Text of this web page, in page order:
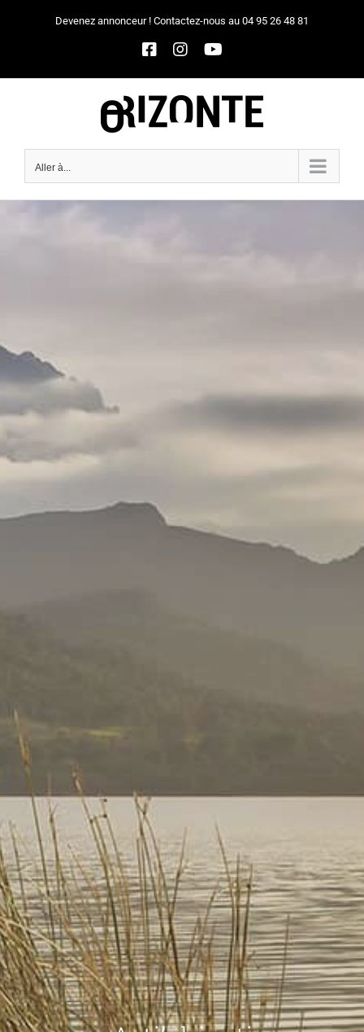
Devenez annonceur ! Contactez-nous au 04 95 26 48 81
Facebook
InstagramYouTube
Aller à...